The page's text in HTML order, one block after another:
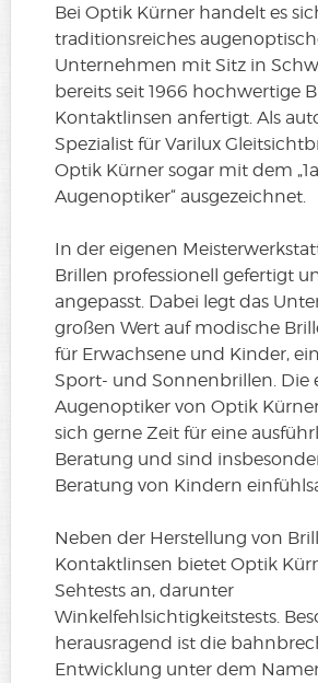
Bei Optik Kürner handelt es
traditionsreiches
Unternehmen mit Sitz in
bereits seit 1966 hochwertige
Kontaktlinsen anfertigt. Als
Spezialist für Varilux
Optik Kürner sogar mit dem „1a
Augenoptiker“ ausgezeichnet.
In der eigenen
Brillen professionell gefertigt
angepasst. Dabei legt das
großen Wert auf modische
für Erwachsene und Kinder,
Sport- und Sonnenbrillen. Die
Augenoptiker von Optik
sich gerne Zeit für eine
Beratung und sind
Beratung von Kindern
Neben der Herstellung von
Kontaktlinsen bietet Optik
Sehtests an, darunter
Winkelfehlsichtigkeitstests.
herausragend ist die
Entwicklung unter dem